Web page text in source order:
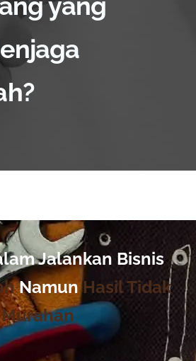
Jalankan Bisnis
NamunHasil Tidak
Murahan